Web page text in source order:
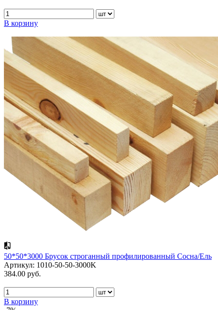
В корзину
50*50*3000 Брусок строганный профилированный Сосна/Ель
Артикул: 1010-50-50-3000K
384.00 руб.
В корзину